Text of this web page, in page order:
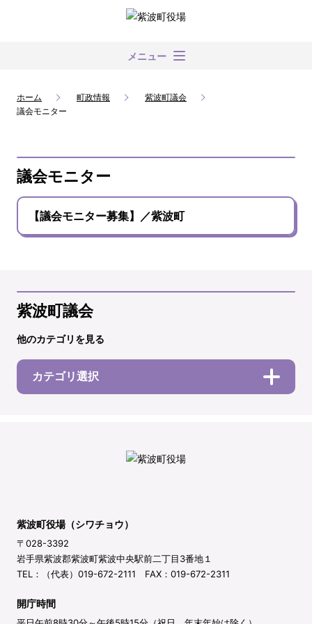
メニュー
ホーム 町政情報
紫波町議会
議会モニター
議会モニター
【議会モニター募集】／紫波町
紫波町議会
他のカテゴリを見る
カテゴリ選択
紫波町役場（シワチョウ）
〒028-3392
岩手県紫波郡紫波町紫波中央駅前二丁目3番地１
TEL：（代表）019-672-2111 FAX：019-672-2311
開庁時間